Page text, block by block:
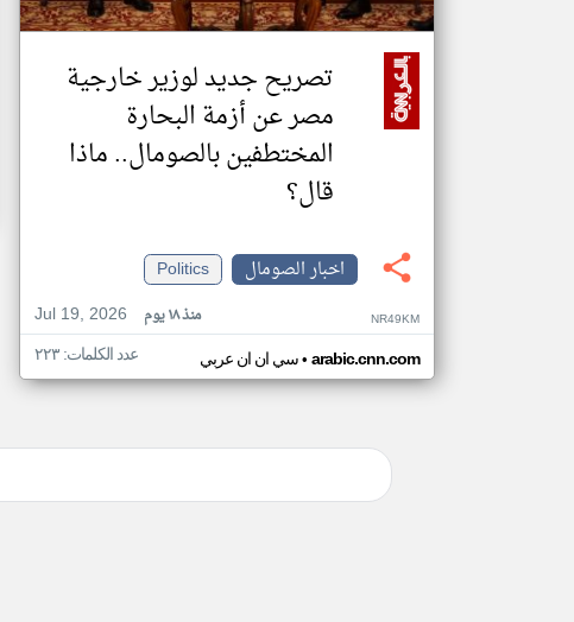
تصريح جديد لوزير خارجية
مصر عن أزمة البحارة
المختطفين بالصومال.. ماذا
قال؟
اخبار الصومال
Politics
Jul 19, 2026
منذ ١٨ يوم NR49KM
سي ان ان عربي• arabic.cnn.com عدد الكلمات: ٢٢٣